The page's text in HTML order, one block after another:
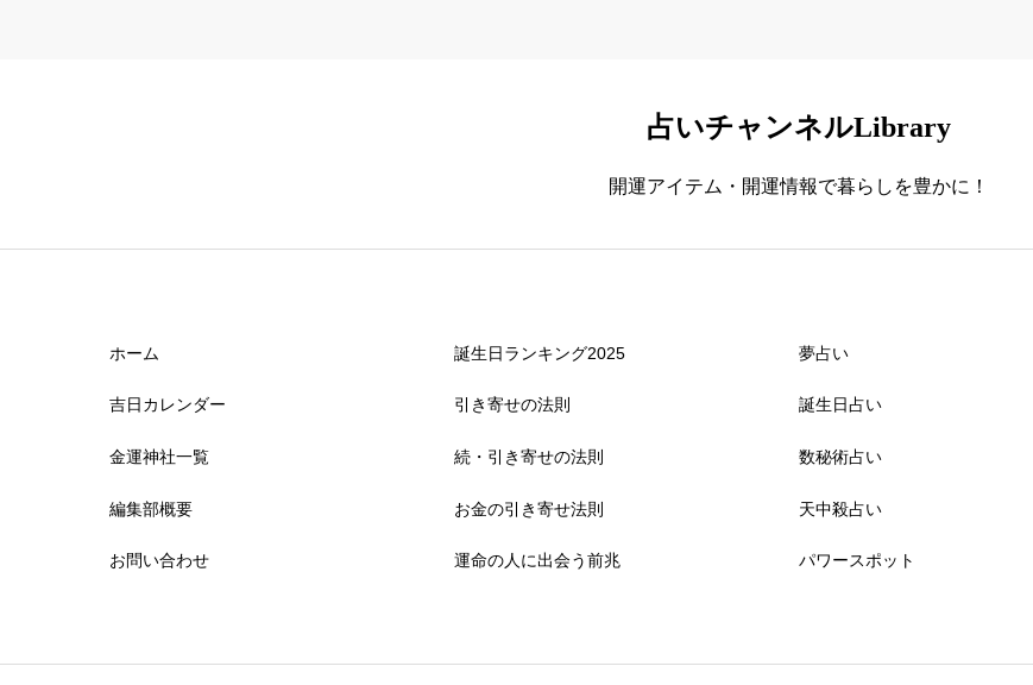
占いチャンネルLibrary
開運アイテム・開運情報で暮らしを豊かに！
ホーム
吉日カレンダー
金運神社一覧
編集部概要
お問い合わせ
誕生日ランキング2025
引き寄せの法則
続・引き寄せの法則
お金の引き寄せ法則
運命の人に出会う前兆
夢占い
誕生日占い
数秘術占い
天中殺占い
パワースポット